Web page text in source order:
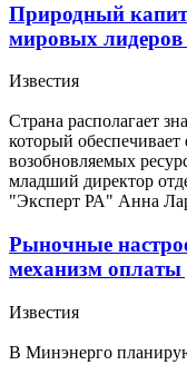
Природный
мировых лидеров
Известия
Страна располагает
который
возобновляемых
младший директор
"Эксперт РА" Анна
Рыночные
механизм оплаты
Известия
В Минэнерго